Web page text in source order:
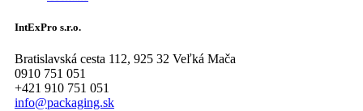
IntExPro s.r.o.
Bratislavská cesta 112, 925 32 Veľká Mača
0910 751 051
+421 910 751 051
info@packaging.sk